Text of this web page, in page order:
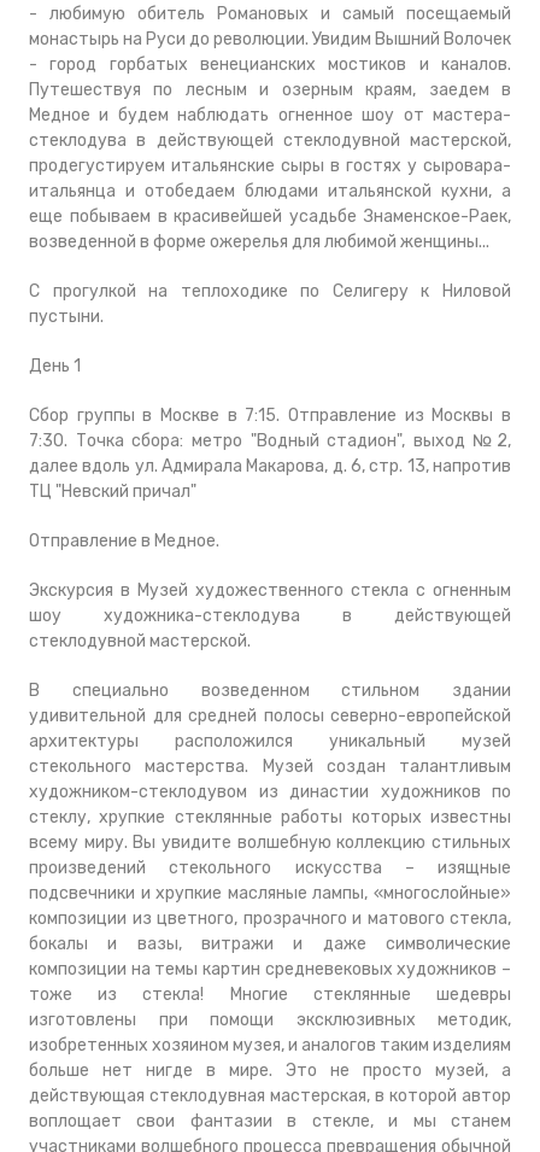
- любимую обитель Романовых и самый посещаемый
монастырь на Руси до революции. Увидим Вышний Волочек
- город горбатых венецианских мостиков и каналов.
Путешествуя по лесным и озерным краям, заедем в
Медное и будем наблюдать огненное шоу от мастера-
стеклодува в действующей стеклодувной мастерской,
продегустируем итальянские сыры в гостях у сыровара-
итальянца и отобедаем блюдами итальянской кухни, а
еще побываем в красивейшей усадьбе Знаменское-Раек,
возведенной в форме ожерелья для любимой женщины...
С прогулкой на теплоходике по Селигеру к Ниловой
пустыни.
День 1
Сбор группы в Москве в 7:15. Отправление из Москвы в
7:30. Точка сбора: метро "Водный стадион", выход №2,
далее вдоль ул. Адмирала Макарова, д. 6, стр. 13, напротив
ТЦ "Невский причал"
Отправление в Медное.
Экскурсия в Музей художественного стекла с огненным
шоу художника-стеклодува в действующей
стеклодувной мастерской.
В специально возведенном стильном здании
удивительной для средней полосы северно-европейской
архитектуры расположился уникальный музей
стекольного мастерства. Музей создан талантливым
художником-стеклодувом из династии художников по
стеклу, хрупкие стеклянные работы которых известны
всему миру. Вы увидите волшебную коллекцию стильных
произведений стекольного искусства – изящные
подсвечники и хрупкие масляные лампы, «многослойные»
композиции из цветного, прозрачного и матового стекла,
бокалы и вазы, витражи и даже символические
композиции на темы картин средневековых художников –
тоже из стекла! Многие стеклянные шедевры
изготовлены при помощи эксклюзивных методик,
изобретенных хозяином музея, и аналогов таким изделиям
больше нет нигде в мире. Это не просто музей, а
действующая стеклодувная мастерская, в которой автор
воплощает свои фантазии в стекле, и мы станем
участниками волшебного процесса превращения обычной